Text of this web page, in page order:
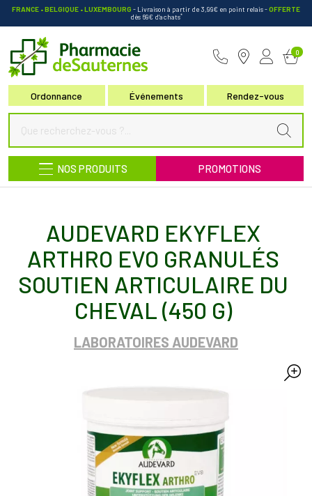
FRANCE • BELGIQUE • LUXEMBOURG - Livraison à partir de 3,99€ en point relais-OFFERTE
dès 69€ d’achats*
Ordonnance Événements Rendez-vous
0
NOS PRODUITS PROMOTIONS
AUDEVARD EKYFLEX
ARTHRO EVO GRANULÉS
SOUTIEN ARTICULAIRE DU
CHEVAL (450 G)
LABORATOIRES AUDEVARD